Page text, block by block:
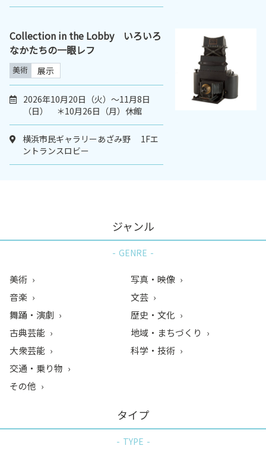
Collection in the Lobby いろいろ
なかたちの一眼レフ
美術 展示
2026年10月20日（火）〜11月8日
（日） ＊10月26日（月）休館
横浜市民ギャラリーあざみ野 1Fエ
ントランスロビー
ジャンル
GENRE
美術
音楽
舞踊・演劇
古典芸能
大衆芸能
写真・映像
文芸
歴史・文化
地域・まちづくり
科学・技術
交通・乗り物
その他
タイプ
TYPE